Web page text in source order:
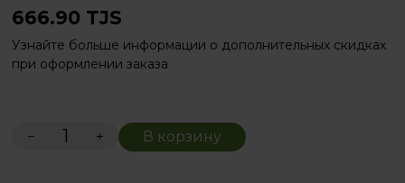
666.90 TJS
Узнайте больше информации о дополнительных скидках
при оформлении заказа
− + В корзину